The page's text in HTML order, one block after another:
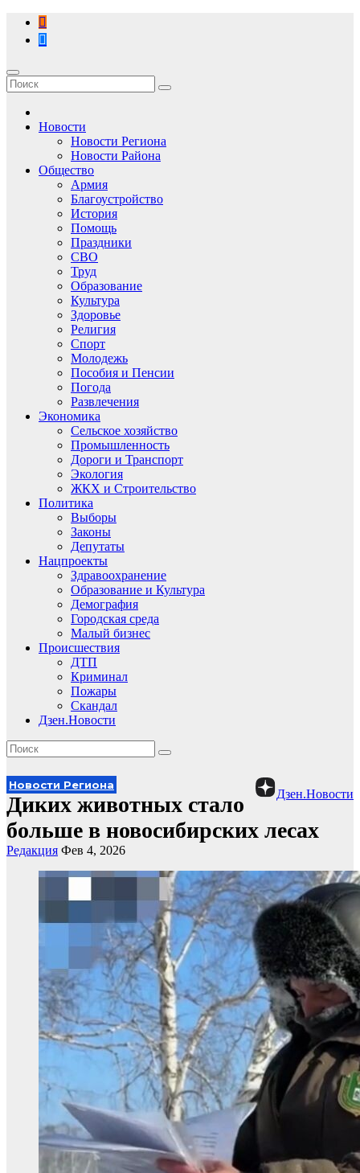
Перейти
содержимому
Новости
Новости Региона
Новости Района
Общество
Армия
Благоустройство
История
Помощь
Праздники
СВО
Труд
Образование
Культура
Здоровье
Религия
Спорт
Молодежь
Пособия и Пенсии
Погода
Развлечения
Экономика
Сельское хозяйство
Промышленность
Дороги и Транспорт
Экология
ЖКХ и Строительство
Политика
Выборы
Законы
Депутаты
Нацпроекты
Здравоохранение
Образование и Культура
Демография
Городская среда
Малый бизнес
Происшествия
ДТП
Криминал
Пожары
Скандал
Дзен.Новости
Дзен.Новости
Новости Региона
Диких животных стало
больше в новосибирских лесах
Редакция Фев 4, 2026